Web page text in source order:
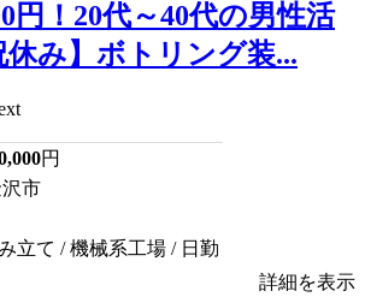
円！20代～40代の男性活
み】ボトリング装...
円
市
立て / 機械系工場 / 日勤
詳細を表示